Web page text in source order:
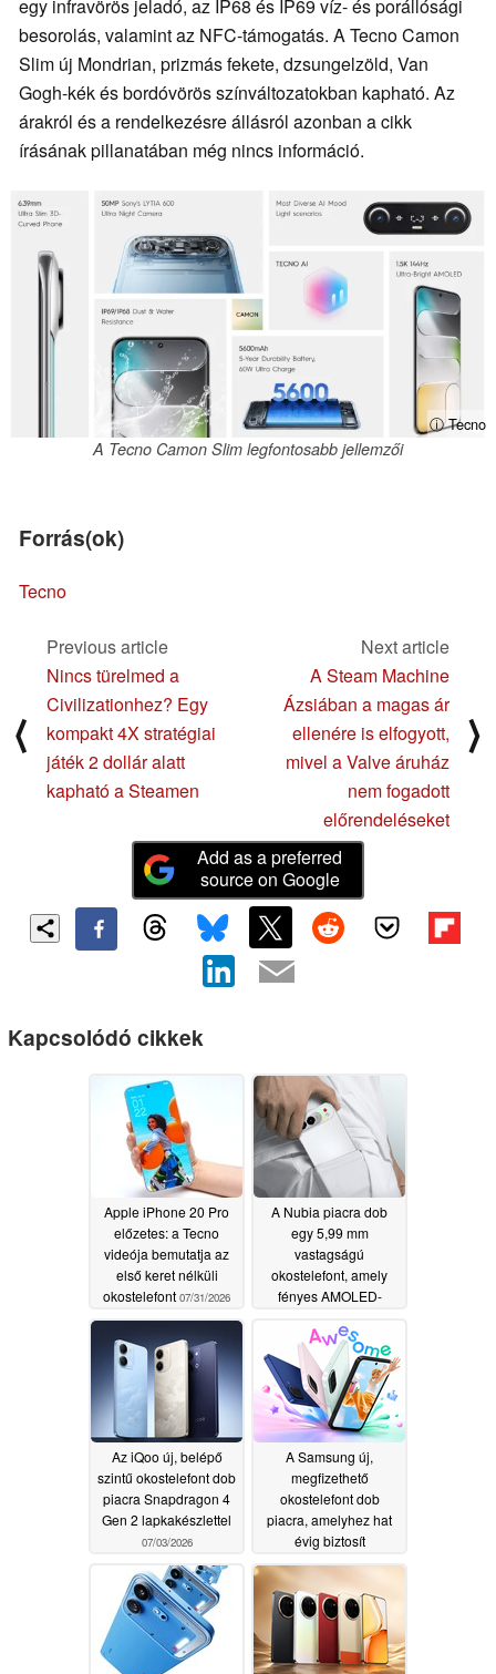
egy infravörös jeladó, az IP68 és IP69 víz- és porállósági
besorolás, valamint az NFC-támogatás. A Tecno Camon
Slim új Mondrian, prizmás fekete, dzsungelzöld, Van
Gogh-kék és bordóvörös színváltozatokban kapható. Az
árakról és a rendelkezésre állásról azonban a cikk
írásának pillanatában még nincs információ.
ⓘ Tecno
A Tecno Camon Slim legfontosabb jellemzői
Forrás(ok)
Tecno
⟨
Previous article
Nincs türelmed a
Civilizationhez? Egy
kompakt 4X stratégiai
játék 2 dollár alatt
kapható a Steamen
Next article
A Steam Machine
Ázsiában a magas ár
ellenére is elfogyott,
mivel a Valve áruház
nem fogadott
előrendeléseket
⟩
Add as a preferred
source on Google
Kapcsolódó cikkek
Apple iPhone 20 Pro
előzetes: a Tecno
videója bemutatja az
első keret nélküli
okostelefont 07/31/2026
A Nubia piacra dob
egy 5,99 mm
vastagságú
okostelefont, amely
fényes AMOLED-
es kamerával
rendelkezik 07/09/2026
Az iQoo új, belépő
szintű okostelefont dob
piacra Snapdragon 4
Gen 2 lapkakészlettel
07/03/2026
A Samsung új,
megfizethető
okostelefont dob
piacra, amelyhez hat
évig biztosít
szoftverfrissítéseket
06/26/2026